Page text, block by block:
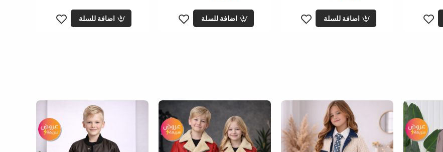
اضافة للسلة اضافة للسلة اضافة للسلة